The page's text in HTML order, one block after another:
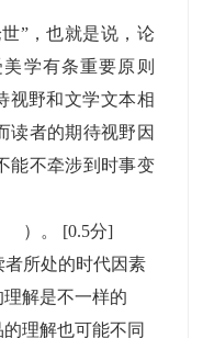
”，也就是说，论
学有条重要原则
视野和文学文本相
读者的期待视野因
能不牵涉到时事变
）。 [0.5分]
所处的时代因素
解是不一样的
理解也可能不同